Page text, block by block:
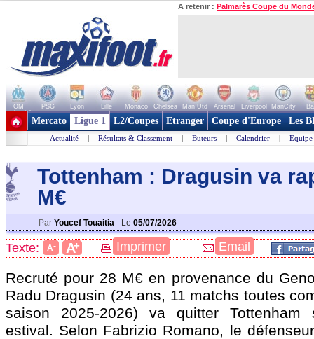
A retenir : Palmarès Coupe du
OM PSG Lyon Lille Monaco Chelsea Man Utd Arsenal Liverpool ManCity
+ de clubs
Mercato Ligue 1 L2/Coupes Etranger Coupe d'Europe Les
Actualité | Résultats & Classement | Buteurs | Calendrier | Equipe
Tottenham : Dragusin va
M€
Par Youcef Touaitia - Le 05/07/2026
Texte: A- A+ Imprimer Email
Recruté pour 28 M€ en provenance du
Radu Dragusin (24 ans, 11 matchs toutes
saison 2025-2026) va quitter Tottenham
estival. Selon Fabrizio Romano, le